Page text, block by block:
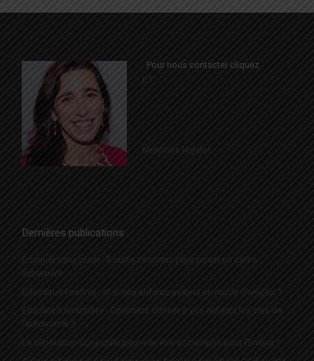
Pour nous contacter cliquez
ICI
Mentions légales
Dernières publications
Éduquer sans punir : 5 outils concrets pour poser un cadre
autrement
Éducation Positive : et si nos enfants avaient un mode d’emploi ?
Éducation financière : Comment donner à vos enfants les clés de
l’autonomie ?
La Séparation Conjugale peut-elle être un tremplin pour l’Enfant ?